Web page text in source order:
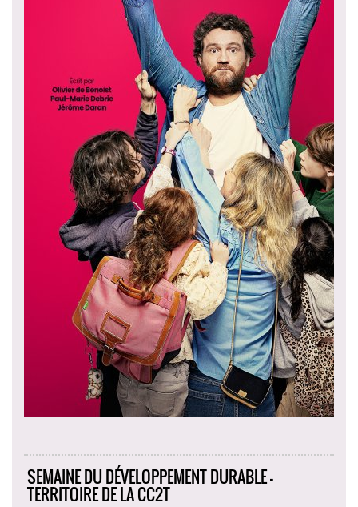
SEMAINE DU DÉVELOPPEMENT DURABLE -
TERRITOIRE DE LA CC2T